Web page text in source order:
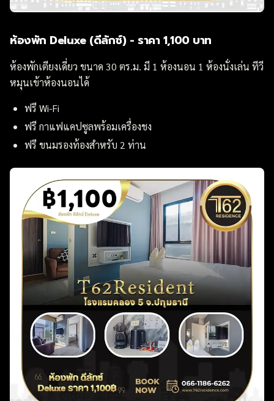
ห้องพัก Deluxe (ดีลักซ์) - ราคา 1,100 บาท
ห้องพักเตียงเดี่ยว ขนาด 30 ตร.ม. มี 1 ห้องนอน 1 ห้องนั่งเล่น ทีวี
หมุนเข้าห้องนอนได้
ฟรี Wi-Fi
ฟรี กาแฟแคปซูลพร้อมเครื่องชง
ฟรี ขนมรองท้องสำหรับ 2 ท่าน